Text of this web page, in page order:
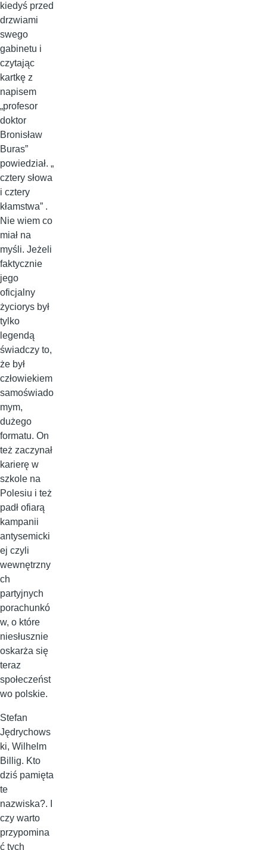
kiedyś przed
drzwiami
swego
gabinetu i
czytając
kartkę z
napisem
„profesor
doktor
Bronisław
Buras”
powiedział. „
cztery słowa
i cztery
kłamstwa” .
Nie wiem co
miał na
myśli. Jeżeli
faktycznie
jego
oficjalny
życiorys był
tylko
legendą
świadczy to,
że był
człowiekiem
samoświado
mym,
dużego
formatu. On
też zaczynał
karierę w
szkole na
Polesiu i też
padł ofiarą
kampanii
antysemicki
ej czyli
wewnętrzny
ch
partyjnych
porachunkó
w, o które
niesłusznie
oskarża się
teraz
społeczeńst
wo polskie.
Stefan
Jędrychows
ki, Wilhelm
Billig. Kto
dziś pamięta
te
nazwiska?. I
czy warto
przypomina
ć tych